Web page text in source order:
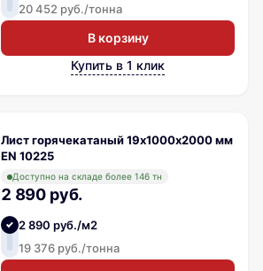
20 452 руб./тонна
В корзину
Купить в 1 клик
Лист горячекатаный 19х1000х2000 мм
EN 10225
Доступно на складе более 146 тн
2 890 руб.
2 890 руб./м2
19 376 руб./тонна